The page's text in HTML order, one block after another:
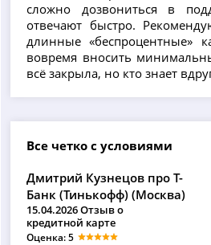
сложно дозвониться в
отвечают быстро.
длинные «беспроцентные»
вовремя вносить
всё закрыла, но кто знает
Все четко с условиями
Дмитрий Кузнецов про Т-
Банк (Тинькофф) (Москва)
15.04.2026 Отзыв о
кредитной карте
Оценка: 5